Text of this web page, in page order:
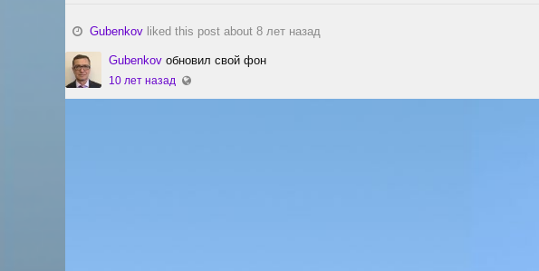
Gubenkov liked this post about 8 лет назад
Gubenkov обновил свой фон
10 лет назад